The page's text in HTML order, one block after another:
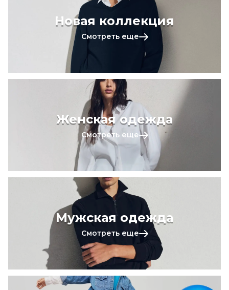
Новая коллекция
Смотреть еще
Женская одежда
Смотреть еще
Мужская одежда
Смотреть еще